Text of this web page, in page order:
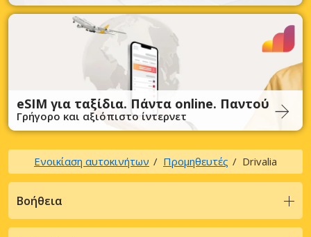
eSIM για ταξίδια. Πάντα online. Παντού
Γρήγορο και αξιόπιστο ίντερνετ
Ενοικίαση αυτοκινήτων Προμηθευτές Drivalia
Βοήθεια